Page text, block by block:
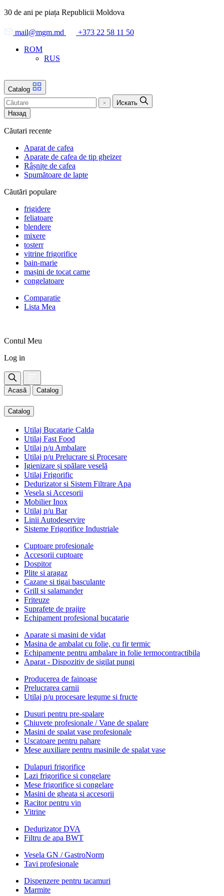
Skip
the
content
30 de ani pe piața Republicii Moldova
mail@mgm.md
+373 22 58 11 50
ROM
RUS
Catalog
Искать
Назад
Căutari recente
Aparat de cafea
Aparate de cafea de tip gheizer
Râșnițe de cafea
Spumătoare de lapte
Căutări populare
frigidere
feliatoare
blendere
mixere
tosterr
vitrine frigorifice
bain-marie
mașini de tocat carne
congelatoare
Comparatie
Lista Mea
Contul Meu
Log in
Acasă Catalog
Catalog
Utilaj Bucatarie Calda
Utilaj Fast Food
Utilaj p/u Ambalare
Utilaj p/u Prelucrare si Procesare
Igienizare și spălare veselă
Utilaj Frigorific
Dedurizator si Sistem Filtrare Apa
Vesela si Accesorii
Mobilier Inox
Utilaj p/u Bar
Linii Autodeservire
Sisteme Frigorifice Industriale
Cuptoare profesionale
Accesorii cuptoare
Dospitor
Plite si aragaz
Cazane si tigai basculante
Grill si salamander
Friteuze
Suprafete de prajire
Echipament profesional bucatarie
Aparate si masini de vidat
Masina de ambalat cu folie, cu fir termic
Echipamente pentru ambalare in folie termocontractibila
Aparat - Dispozitiv de sigilat pungi
Producerea de fainoase
Prelucrarea carnii
Utilaj p/u procesare legume si fructe
Dusuri pentru pre-spalare
Chiuvete profesionale / Vane de spalare
Masini de spalat vase profesionale
Uscatoare pentru pahare
Mese auxiliare pentru masinile de spalat vase
Dulapuri frigorifice
Lazi frigorifice si congelare
Mese frigorifice si congelare
Masini de gheata si accesorii
Racitor pentru vin
Vitrine
Dedurizator DVA
Filtru de apa BWT
Vesela GN / GastroNorm
Tavi profesionale
Dispenzere pentru tacamuri
Marmite